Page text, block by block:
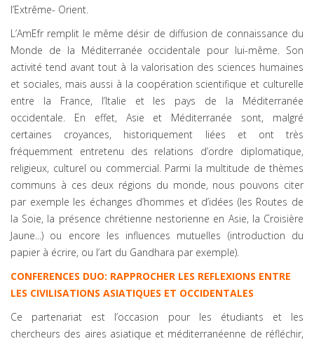
l’Extrême- Orient.
L’AmEfr remplit le même désir de diffusion de connaissance du
Monde de la Méditerranée occidentale pour lui-même. Son
activité tend avant tout à la valorisation des sciences humaines
et sociales, mais aussi à la coopération scientifique et culturelle
entre la France, l’Italie et les pays de la Méditerranée
occidentale. En effet, Asie et Méditerranée sont, malgré
certaines croyances, historiquement liées et ont très
fréquemment entretenu des relations d’ordre diplomatique,
religieux, culturel ou commercial. Parmi la multitude de thèmes
communs à ces deux régions du monde, nous pouvons citer
par exemple les échanges d’hommes et d’idées (les Routes de
la Soie, la présence chrétienne nestorienne en Asie, la Croisière
Jaune...) ou encore les influences mutuelles (introduction du
papier à écrire, ou l’art du Gandhara par exemple).
CONFERENCES DUO: RAPPROCHER LES REFLEXIONS ENTRE
LES CIVILISATIONS ASIATIQUES ET OCCIDENTALES
Ce partenariat est l’occasion pour les étudiants et les
chercheurs des aires asiatique et méditerranéenne de réfléchir,